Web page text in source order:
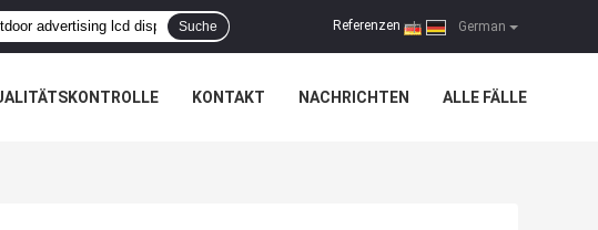
German
Referenzen |
Suche
KONTAKT NACHRICHTEN ALLE FÄLLE